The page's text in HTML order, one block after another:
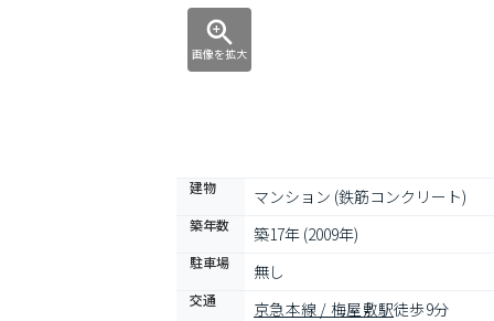
画像を拡大
建物 マンション (鉄筋コンクリート)
築年数 築17年 (2009年)
駐車場 無し
交通 京急本線 / 梅屋敷駅徒歩9分